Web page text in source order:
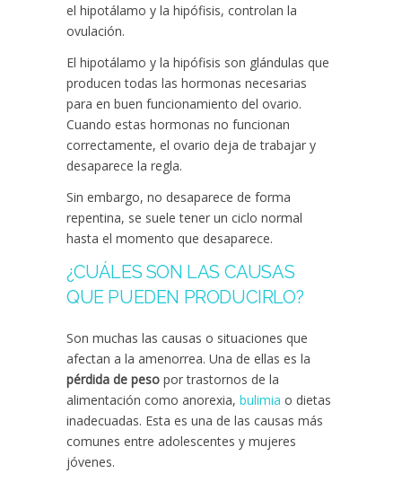
el hipotálamo y la hipófisis, controlan la
ovulación.
El hipotálamo y la hipófisis son glándulas que
producen todas las hormonas necesarias
para en buen funcionamiento del ovario.
Cuando estas hormonas no funcionan
correctamente, el ovario deja de trabajar y
desaparece la regla.
Sin embargo, no desaparece de forma
repentina, se suele tener un ciclo normal
hasta el momento que desaparece.
¿CUÁLES SON LAS CAUSAS
QUE PUEDEN PRODUCIRLO?
Son muchas las causas o situaciones que
afectan a la amenorrea. Una de ellas es la
pérdida de peso por trastornos de la
alimentación como anorexia, bulimia o dietas
inadecuadas. Esta es una de las causas más
comunes entre adolescentes y mujeres
jóvenes.